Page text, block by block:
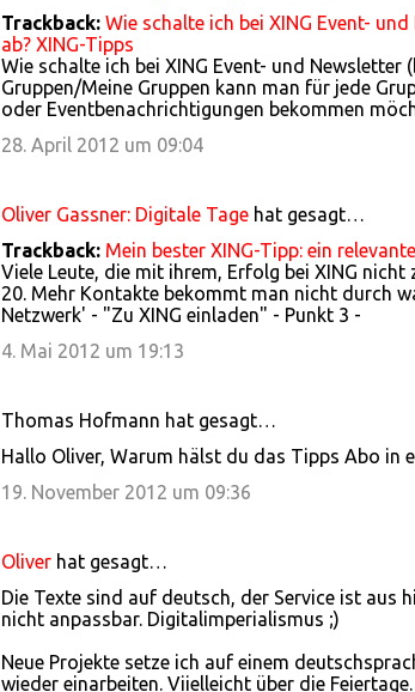
Trackback: Wie schalte ich bei XING Event-
ab? XING-Tipps
Wie schalte ich bei XING Event- und
Gruppen/Meine Gruppen kann man für jede
oder Eventbenachrichtigungen bekommen
28. April 2012 um 09:04
Oliver Gassner: Digitale Tagehat gesagt…
Trackback: Mein bester XING-Tipp: ein
Viele Leute, die mit ihrem, Erfolg bei XING
20. Mehr Kontakte bekommt man nicht durch
Netzwerk' - "Zu XING einladen" - Punkt 3 -
4. Mai 2012 um 19:13
Thomas Hofmann hat gesagt…
Hallo Oliver, Warum hälst du das Tipps Abo in
19. November 2012 um 09:36
Oliverhat gesagt…
Die Texte sind auf deutsch, der Service ist aus
nicht anpassbar. Digitalimperialismus ;)
Neue Projekte setze ich auf einem
wieder einarbeiten. Viielleicht über die